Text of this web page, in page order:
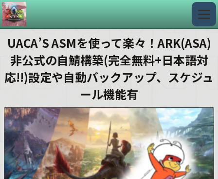
UACA’S ASMを使って楽々！ARK(ASA)
非公式の自鯖構築(完全無料+日本語対
応!!)設定や自動バックアップ、スケジュ
ール機能有